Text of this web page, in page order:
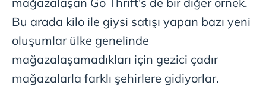
Bu arada kilo ile giysi satışı yapan bazı yeni
oluşumlar ülke genelinde
mağazalaşamadıkları için gezici çadır
mağazalarla farklı şehirlere gidiyorlar.